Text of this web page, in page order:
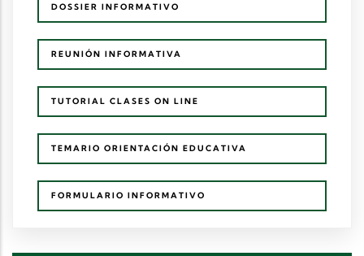
DOSSIER INFORMATIVO
REUNIÓN INFORMATIVA
TUTORIAL CLASES ON LINE
TEMARIO ORIENTACIÓN EDUCATIVA
FORMULARIO INFORMATIVO